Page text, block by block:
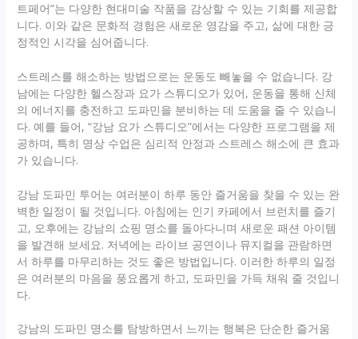
트페어”는 다양한 현대미술 작품을 감상할 수 있는 기회를 제공합
니다. 이와 같은 문화적 경험은 새로운 영감을 주고, 삶에 대한 긍
정적인 시각을 심어줍니다.
스트레스를 해소하는 방법으로는 운동도 빼놓을 수 없습니다. 강
남에는 다양한 헬스장과 요가 스튜디오가 있어, 운동을 통해 신체
의 에너지를 충전하고 도파민을 분비하는 데 도움을 줄 수 있습니
다. 예를 들어, “강남 요가 스튜디오”에서는 다양한 프로그램을 제
공하며, 특히 명상 수업은 심리적 안정과 스트레스 해소에 큰 효과
가 있습니다.
강남 도파민 투어는 여러분이 하루 동안 즐거움을 찾을 수 있는 완
벽한 일정이 될 것입니다. 아침에는 인기 카페에서 브런치를 즐기
고, 오후에는 강남의 쇼핑 명소를 돌아다니며 새로운 패션 아이템
을 발견해 보세요. 저녁에는 라이브 공연이나 뮤지컬을 관람하면
서 하루를 마무리하는 것도 좋은 방법입니다. 이러한 하루의 일정
은 여러분의 마음을 풍요롭게 하고, 도파민을 가득 채워 줄 것입니
다.
강남의 도파민 명소를 탐방하면서 느끼는 행복은 단순한 즐거움